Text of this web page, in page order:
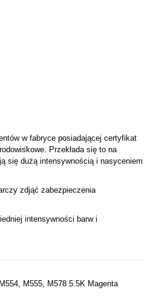
w fabryce posiadającej certyfikat
Przekłada się to na
się dużą intensywnością i nasyceniem
zdjąć zabezpieczenia
intensywności barw i
M555, M578 5.5K Magenta